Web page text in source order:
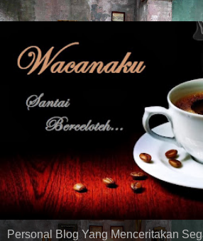
Personal Blog Yang Menceritakan